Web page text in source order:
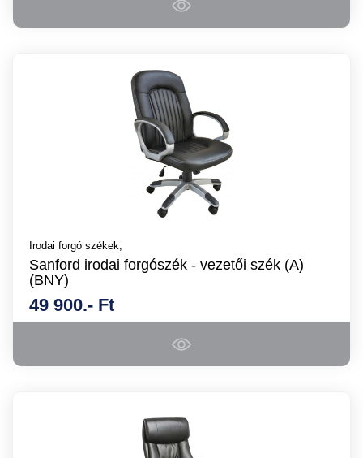
Irodai forgó székek,
Sanford irodai forgószék - vezetői szék (A)
(BNY)
49 900.- Ft